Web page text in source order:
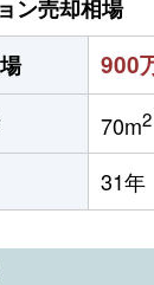
ン売却相場
900
70m2
31年